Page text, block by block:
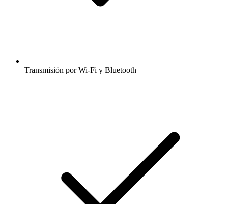
Transmisión por Wi-Fi y Bluetooth